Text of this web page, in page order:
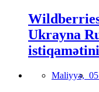
Ukrayna
Maliyyə,